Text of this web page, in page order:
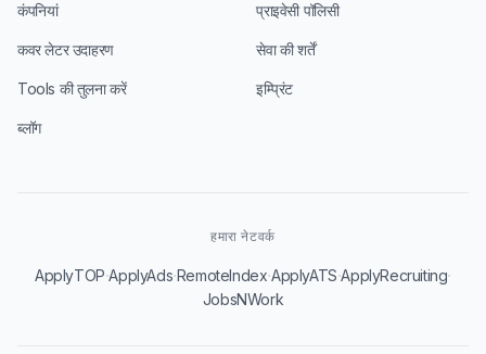
कंपनियां
कवर लेटर उदाहरण
Tools की तुलना करें
ब्लॉग
प्राइवेसी पॉलिसी
सेवा की शर्तें
इम्प्रिंट
हमारा नेटवर्क
ApplyTOP·ApplyAds·RemoteIndex·ApplyATS·ApplyRecruiting·
JobsNWork